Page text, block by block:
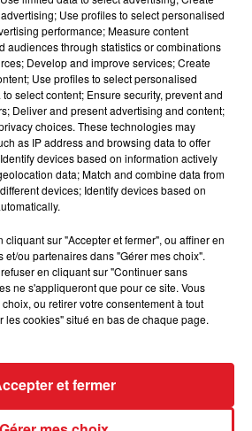
**************
des pistes :
POUR HOMICIDE
COURS, APRÈS LA...
éléments, le logement servait
Use profiles to select personalised
performance; Measure content
audiences through statistics or combinations
Develop and improve services; Create
Use profiles to select personalised
select content; Ensure security, prevent and
Deliver and present advertising and content;
choices. These technologies may
as IP address and browsing data to offer
devices based on information actively
data; Match and combine data from
devices; Identify devices based on
cliquant sur "Accepter et fermer", ou affiner en
ou partenaires dans "Gérer mes choix".
en cliquant sur "Continuer sans
ne s'appliqueront que pour ce site. Vous
ou retirer votre consentement à tout
les cookies" situé en bas de chaque page.
et fermer